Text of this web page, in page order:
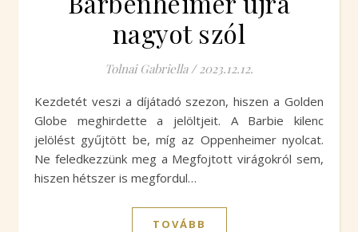
nagyot szól
Tolnai Gabriella / 2023.12.12.
Kezdetét veszi a díjátadó szezon, hiszen a Golden
Globe meghirdette a jelöltjeit. A Barbie kilenc
jelölést gyűjtött be, míg az Oppenheimer nyolcat.
Ne feledkezzünk meg a Megfojtott virágokról sem,
hiszen hétszer is megfordul…
TOVÁBB